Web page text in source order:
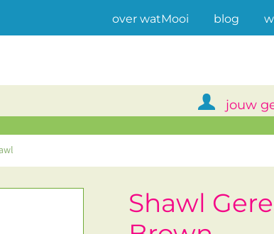
over watMooi(current)
blog
jouw
Shawl